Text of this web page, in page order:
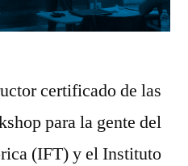
certificado de las
para la gente del
(IFT) y el Instituto